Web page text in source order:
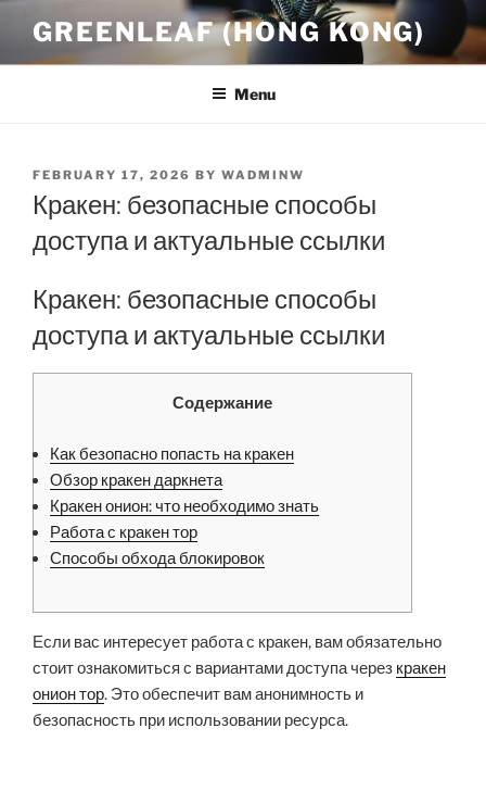
content
GREENLEAF (HONG KONG)
Menu
POSTED
ON
FEBRUARY 17, 2026 BY WADMINW
Кракен: безопасные способы
доступа и актуальные ссылки
Кракен: безопасные способы
доступа и актуальные ссылки
Содержание
Как безопасно попасть на кракен
Обзор кракен даркнета
Кракен онион: что необходимо знать
Работа с кракен тор
Способы обхода блокировок
Если вас интересует работа с кракен, вам обязательно
стоит ознакомиться с вариантами доступа через кракен
онион тор. Это обеспечит вам анонимность и
безопасность при использовании ресурса.